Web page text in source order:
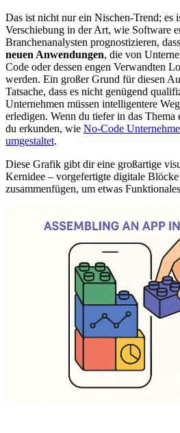
Das ist nicht nur ein Nischen-Trend; es
Verschiebung in der Art, wie Software
Branchenanalysten prognostizieren,
neuen Anwendungen, die von
Code oder dessen engen Verwandten
werden. Ein großer Grund für diesen
Tatsache, dass es nicht genügend
Unternehmen müssen intelligentere
erledigen. Wenn du tiefer in das Thema
du erkunden, wie No-Code
umgestaltet.
Diese Grafik gibt dir eine großartige
Kernidee – vorgefertigte digitale Blöcke
zusammenfügen, um etwas